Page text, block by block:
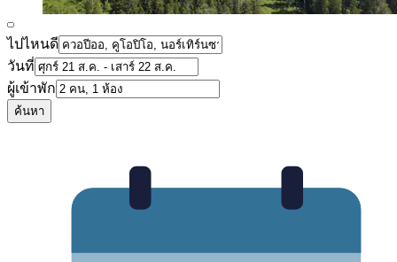
ไปไหนดี
วันที่
ผู้เข้าพัก
ค้นหา